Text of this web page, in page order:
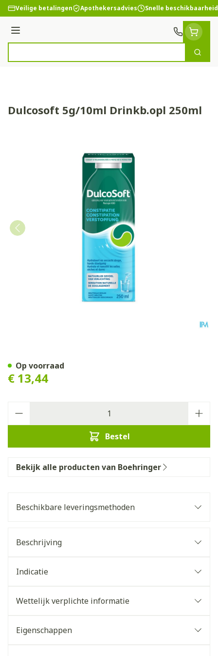
Ga naar de inhoud
Veilige betalingen Apothekersadvies Snelle beschikbaarheid
Menu
Zoek
Dulcosoft 5g/10ml Drinkb.opl 250ml
€ 13,44
Bestel
Op voorraad
Bekijk alle producten van Boehringer
Beschikbare leveringsmethoden
Beschrijving
Indicatie
Wettelijk verplichte informatie
Eigenschappen